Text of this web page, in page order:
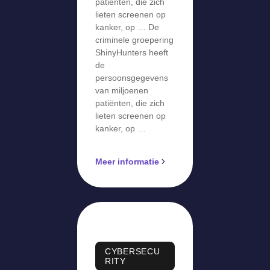
patiënten, die zich
lieten screenen op
kanker, op … De
criminele groepering
ShinyHunters heeft
de
persoonsgegevens
van miljoenen
patiënten, die zich
lieten screenen op
kanker, op …
Meer informatie
CYBERSECU
RITY